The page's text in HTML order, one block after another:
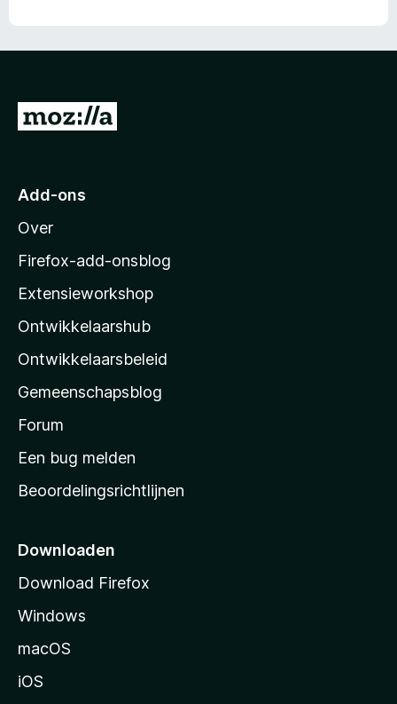
N
r
o
z
l
l
a
s
s
t
r
p
g
i
Add-ons
Over
Firefox-add-onsblog
Extensieworkshop
Ontwikkelaarshub
Ontwikkelaarsbeleid
Gemeenschapsblog
Forum
Een bug melden
Beoordelingsrichtlijnen
Downloaden
Download Firefox
Windows
macOS
iOS